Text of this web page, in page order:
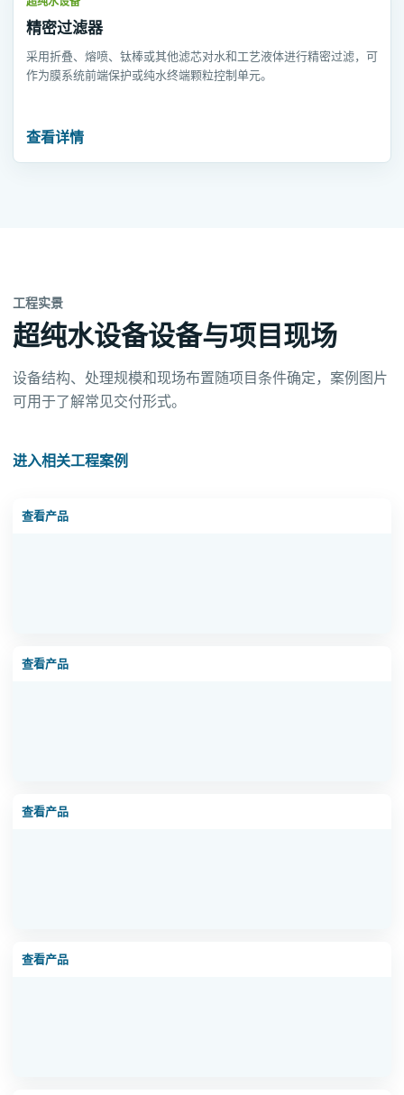
精密过滤器
采用折叠、熔喷、钛棒或其他滤芯对水和工艺液体进行精密过滤，可
作为膜系统前端保护或纯水终端颗粒控制单元。
查看详情
工程实景
超纯水设备设备与项目现场
设备结构、处理规模和现场布置随项目条件确定，案例图片
可用于了解常见交付形式。
进入相关工程案例
查看产品
查看产品
查看产品
查看产品